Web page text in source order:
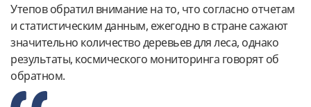
Утепов обратил внимание на то, что согласно отчетам
и статистическим данным, ежегодно в стране сажают
значительно количество деревьев для леса, однако
результаты, космического мониторинга говорят об
обратном.